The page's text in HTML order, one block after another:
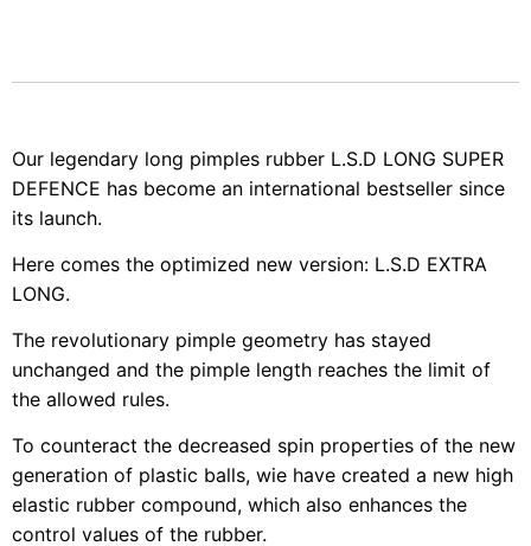
Our legendary long pimples rubber L.S.D LONG SUPER
DEFENCE has become an international bestseller since
its launch.
Here comes the optimized new version: L.S.D EXTRA
LONG.
The revolutionary pimple geometry has stayed
unchanged and the pimple length reaches the limit of
the allowed rules.
To counteract the decreased spin properties of the new
generation of plastic balls, wie have created a new high
elastic rubber compound, which also enhances the
control values of the rubber.